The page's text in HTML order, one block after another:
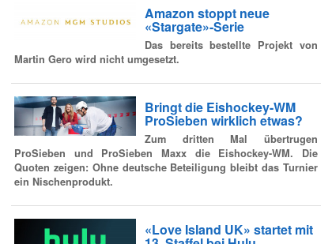
Amazon stoppt neue
«Stargate»-Serie
Das bereits bestellte Projekt von
Martin Gero wird nicht umgesetzt.
Bringt die Eishockey-WM
ProSieben wirklich etwas?
Zum dritten Mal übertrugen
ProSieben und ProSieben Maxx die Eishockey-WM. Die
Quoten zeigen: Ohne deutsche Beteiligung bleibt das Turnier
ein Nischenprodukt.
«Love Island UK» startet mit